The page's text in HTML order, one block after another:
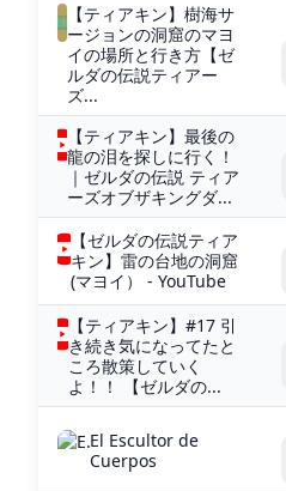
【ティアキン】樹海サ
ージョンの洞窟のマヨ
イの場所と行き方【ゼ
ルダの伝説ティアー
ズ...
【ティアキン】最後の
龍の泪を探しに行く！
｜ゼルダの伝説 ティア
ーズオブザキングダ...
【ゼルダの伝説ティア
キン】雷の台地の洞窟
(マヨイ） - YouTube
【ティアキン】#17 引
き続き気になってたと
ころ散策していく
よ！！ 【ゼルダの...
El Escultor de
Cuerpos